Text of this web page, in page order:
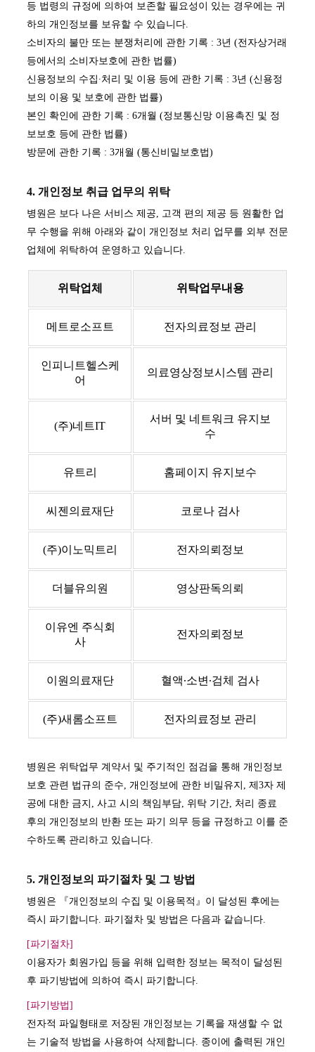
등 법령의 규정에 의하여 보존할 필요성이 있는 경우에는 귀
하의 개인정보를 보유할 수 있습니다.
소비자의 불만 또는 분쟁처리에 관한 기록 : 3년 (전자상거래
등에서의 소비자보호에 관한 법률)
신용정보의 수집∙처리 및 이용 등에 관한 기록 : 3년 (신용정
보의 이용 및 보호에 관한 법률)
본인 확인에 관한 기록 : 6개월 (정보통신망 이용촉진 및 정
보보호 등에 관한 법률)
방문에 관한 기록 : 3개월 (통신비밀보호법)
4. 개인정보 취급 업무의 위탁
병원은 보다 나은 서비스 제공, 고객 편의 제공 등 원활한 업
무 수행을 위해 아래와 같이 개인정보 처리 업무를 외부 전문
업체에 위탁하여 운영하고 있습니다.
위탁업체 위탁업무내용
메트로소프트 전자의료정보 관리
인피니트헬스케
어
의료영상정보시스템 관리
(주)네트IT
서버 및 네트워크 유지보
수
유트리 홈페이지 유지보수
씨젠의료재단 코로나 검사
(주)이노믹트리 전자의뢰정보
더블유의원 영상판독의뢰
이유엔 주식회
사
전자의뢰정보
이원의료재단 혈액∙소변∙검체 검사
(주)새롬소프트 전자의료정보 관리
병원은 위탁업무 계약서 및 주기적인 점검을 통해 개인정보
보호 관련 법규의 준수, 개인정보에 관한 비밀유지, 제3자 제
공에 대한 금지, 사고 시의 책임부담, 위탁 기간, 처리 종료
후의 개인정보의 반환 또는 파기 의무 등을 규정하고 이를 준
수하도록 관리하고 있습니다.
5. 개인정보의 파기절차 및 그 방법
병원은 『개인정보의 수집 및 이용목적』이 달성된 후에는
즉시 파기합니다. 파기절차 및 방법은 다음과 같습니다.
[파기절차]
이용자가 회원가입 등을 위해 입력한 정보는 목적이 달성된
후 파기방법에 의하여 즉시 파기합니다.
[파기방법]
전자적 파일형태로 저장된 개인정보는 기록을 재생할 수 없
는 기술적 방법을 사용하여 삭제합니다. 종이에 출력된 개인